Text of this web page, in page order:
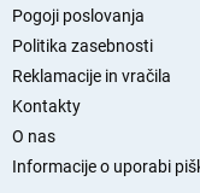
Pogoji poslovanja
Politika zasebnosti
Reklamacije in vračila
Kontakty
O nas
Informacije o uporabi